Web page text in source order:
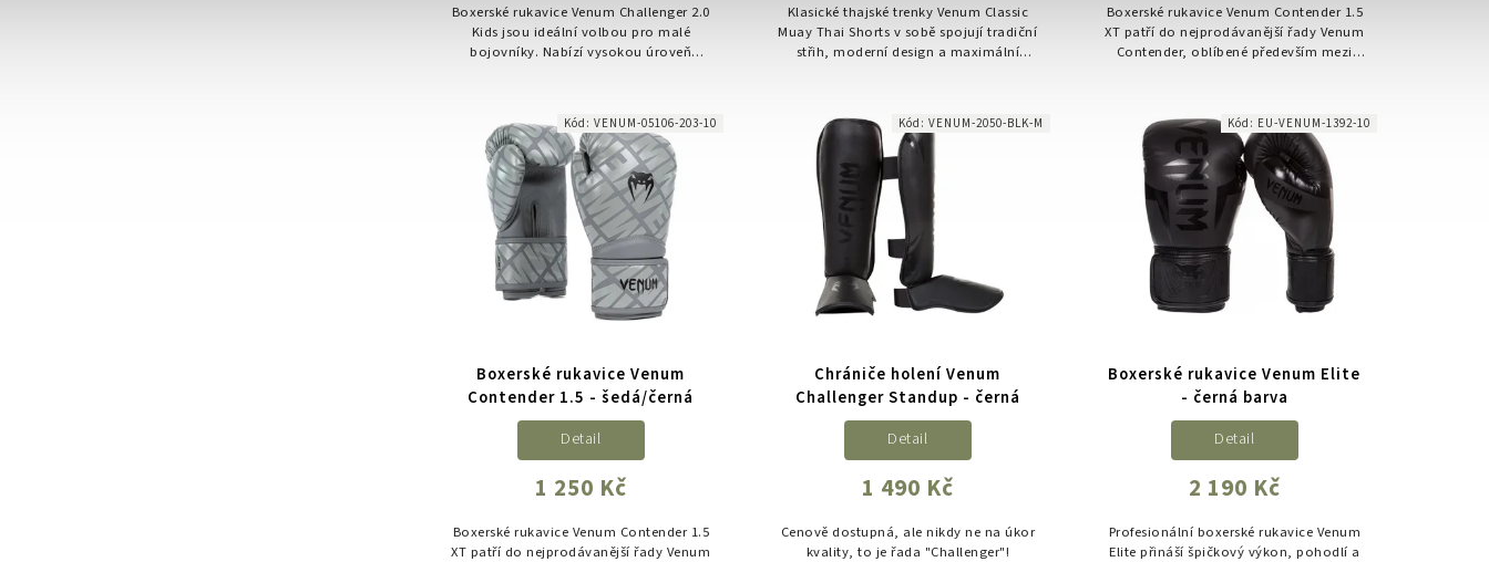
Boxerské rukavice Venum Challenger 2.0
Kids jsou ideální volbou pro malé
bojovníky. Nabízí vysokou úroveň
Klasické thajské trenky Venum Classic
Muay Thai Shorts v sobě spojují tradiční
střih, moderní design a maximální
Boxerské rukavice Venum Contender 1.5
XT patří do nejprodávanější řady Venum
Contender, oblíbené především mezi
Boxerské rukavice Venum
Contender 1.5 - šedá/černá
1 250 Kč
Detail
Boxerské rukavice Venum Contender 1.5
XT patří do nejprodávanější řady Venum
Kód:VENUM-05106-203-10
Chrániče holení Venum
Challenger Standup - černá
1 490 Kč
Detail
Cenově dostupná, ale nikdy ne na úkor
kvality, to je řada "Challenger"!
Kód:VENUM-2050-BLK-M
Boxerské rukavice Venum Elite
- černá barva
2 190 Kč
Detail
Profesionální boxerské rukavice Venum
Elite přináší špičkový výkon, pohodlí a
Kód: EU-VENUM-1392-10